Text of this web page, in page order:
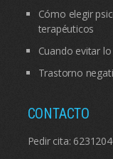
Cómo elegir
terapéuticos
Cuando evitar
Trastorno
CONTACTO
Pedir cita: